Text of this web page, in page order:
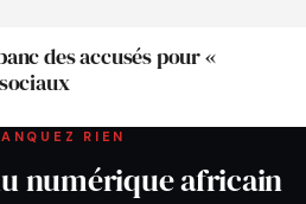
des accusés pour «
RIEN
numérique africain